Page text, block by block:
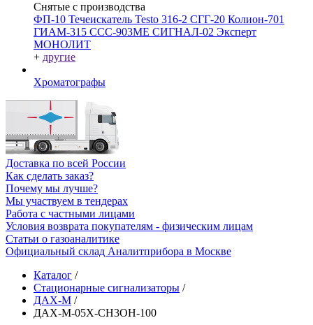
Снятые с производства
ФП-10 Течеискатель Testo 316-2 СГГ-20 Колион-701
ГИАМ-315 ССС-903МЕ СИГНАЛ-02 Эксперт
МОНОЛИТ
+ другие
Хроматографы
Доставка по всей России
Как сделать заказ?
Почему мы лучше?
Мы участвуем в тендерах
Работа с частными лицами
Условия возврата покупателям - физическим лицам
Статьи о газоаналитике
Официальный склад Аналитприбора в Москве
Каталог /
Стационарные сигнализаторы /
ДАХ-М /
ДАХ-М-05Х-CH3OH-100